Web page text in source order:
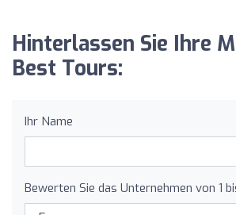
Hinterlassen Sie Ihre
Best Tours:
Ihr Name
Bewerten Sie das Unternehmen von 1